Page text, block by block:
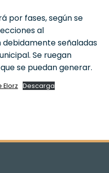
por fases, según se
al
señaladas
Se ruegan
se puedan generar.
Descarga